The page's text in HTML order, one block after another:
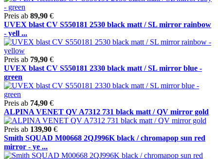
Preis ab 89,90 €
UVEX blast CV S550181 2530 black matt / SL mirror rainbow
- yell ...
Preis ab 79,90 €
UVEX blast CV S550181 2330 black matt / SL mirror blue -
green
Preis ab 74,90 €
ALPINA VENET QV A7312 731 black matt / QV mirror gold
Preis ab 139,90 €
Smith SQUAD M00668 2QJ996K black / chromapop sun red
mirror - ye ...